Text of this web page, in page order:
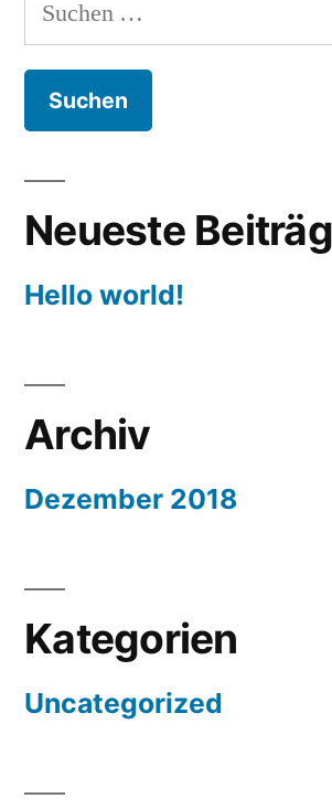
nach:
Neueste
Hello world!
Archiv
Dezember 2018
Kategorien
Uncategorized